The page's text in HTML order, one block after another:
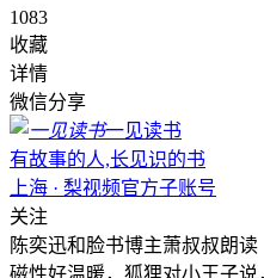
1083
收藏
详情
微信分享
一见读书
有故事的人,长见识的书
上海 · 梨视频官方子账号
关注
陈奕迅和脸书博主萧叔叔朗
磁性好温暖，狐狸对小王子